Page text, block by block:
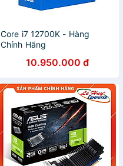
Core i7 12700K - Hàng
Chính Hãng
10.950.000 đ